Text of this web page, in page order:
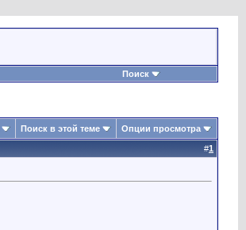
Поиск
Поиск в этой теме Опции просмотра
#1